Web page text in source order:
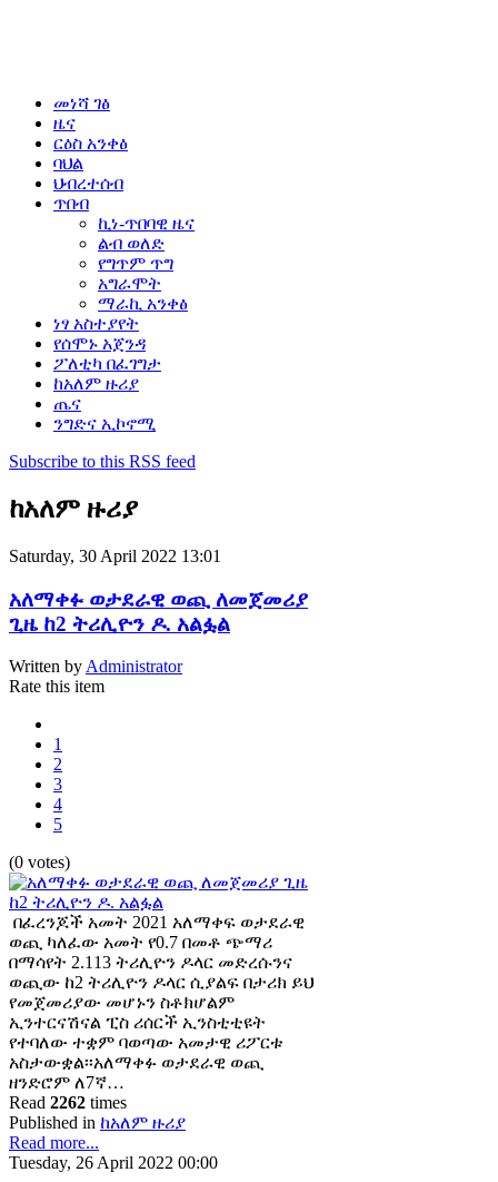
መነሻ ገፅ
ዜና
ርዕስ አንቀፅ
ባህል
ህብረተሰብ
ጥበብ
ኪነ-ጥበባዊ ዜና
ልብ ወለድ
የግጥም ጥግ
አግራሞት
ማራኪ አንቀፅ
ነፃ አስተያየት
የሰሞኑ አጀንዳ
ፖለቲካ በፈገግታ
ከአለም ዙሪያ
ጤና
ንግድና ኢኮኖሚ
Subscribe to this RSS feed
ከአለም ዙሪያ
Saturday, 30 April 2022 13:01
አለማቀፉ ወታደራዊ ወጪ ለመጀመሪያ
ጊዜ ከ2 ትሪሊዮን ዶ. አልፏል
Written by Administrator
Rate this item
1
2
3
4
5
(0 votes)
በፈረንጆች አመት 2021 አለማቀፍ ወታደራዊ
ወጪ ካለፈው አመት የ0.7 በመቶ ጭማሪ
በማሳየት 2.113 ትሪሊዮን ዶላር መድረሱንና
ወጪው ከ2 ትሪሊዮን ዶላር ሲያልፍ በታሪክ ይህ
የመጀመሪያው መሆኑን ስቶክሆልም
ኢንተርናሽናል ፒስ ሪሰርች ኢንስቲቲዩት
የተባለው ተቋም ባወጣው አመታዊ ሪፖርቱ
አስታውቋል፡፡አለማቀፉ ወታደራዊ ወጪ
ዘንድሮም ለ7ኛ…
Read 2262 times
Published in ከአለም ዙሪያ
Read more...
Tuesday, 26 April 2022 00:00